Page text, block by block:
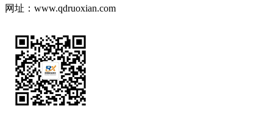
网址： www.qdruoxian.com